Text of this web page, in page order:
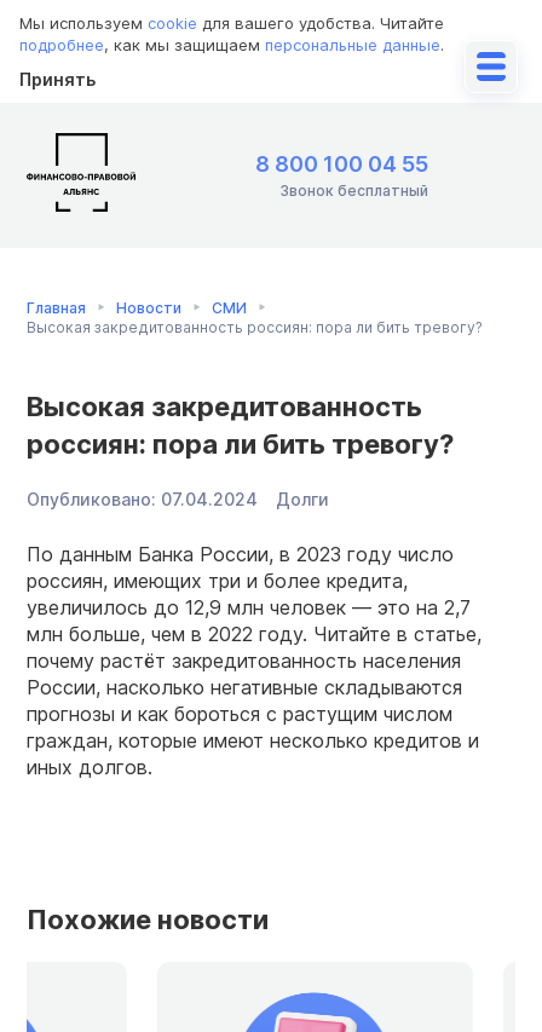
Мы используем cookie для вашего удобства. Читайте
подробнее, как мы защищаем персональные данные.
Принять
8 800 100 04 55
Звонок бесплатный
Главная Новости
СМИ
Высокая закредитованность россиян: пора ли бить тревогу?
Высокая закредитованность
россиян: пора ли бить тревогу?
Опубликовано: 07.04.2024 Долги
По данным Банка России, в 2023 году число
россиян, имеющих три и более кредита,
увеличилось до 12,9 млн человек — это на 2,7
млн больше, чем в 2022 году. Читайте в статье,
почему растёт закредитованность населения
России, насколько негативные складываются
прогнозы и как бороться с растущим числом
граждан, которые имеют несколько кредитов и
иных долгов.
Похожие новости